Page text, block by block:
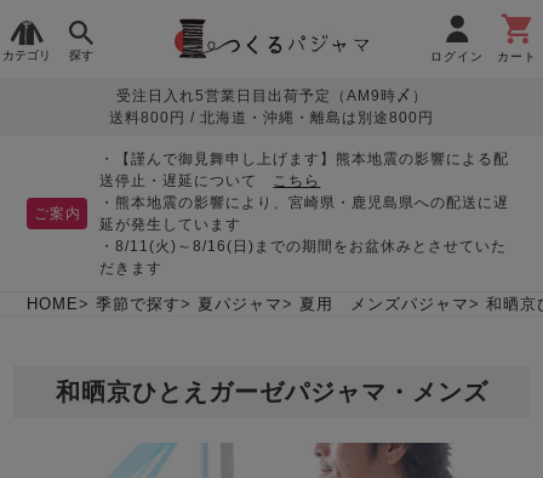
カテゴリ 探す ログイン カート
レディースパジャマ
生地で
さがす
目的別で
さがす
敏感肌用
パジャマ
入院・介護
胸が目立たない
パジャマ
デザインで
さがす
ィース
パジャマ
かぶり ワンピース
夏パジャマ特集 つくるパジャマとは
について
受注日入れ5営業日目出荷予定（AM9時〆）
送料800円 / 北海道・沖縄・離島は別途800円
ご案内
・【謹んで御見舞申し上げます】熊本地震の影響による配
送停止・遅延について こちら
・熊本地震の影響により、宮崎県・鹿児島県への配送に遅
延が発生しています
・8/11(火)～8/16(日)までの期間をお盆休みとさせていた
だきます
HOME 季節で探す 夏パジャマ 夏用 メンズパジャマ 和晒京
和晒京ひとえガーゼパジャマ・メンズ